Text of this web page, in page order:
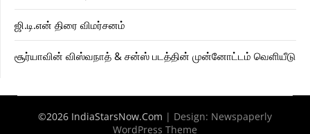
ஜி.டி.என் திரை விமர்சனம்
சூர்யாவின் விஸ்வநாத் & சன்ஸ் படத்தின் முன்னோட்டம் வெளியீடு
©2026 IndiaStarsNow.Com | Design: Newspaperly
WordPress Theme